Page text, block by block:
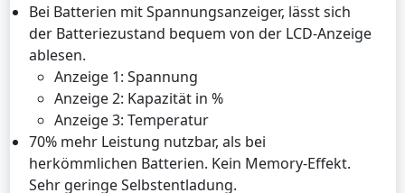
Bei Batterien mit Spannungsanzeiger, lässt sich
der Batteriezustand bequem von der LCD-Anzeige
ablesen.
Anzeige 1: Spannung
Anzeige 2: Kapazität in %
Anzeige 3: Temperatur
70% mehr Leistung nutzbar, als bei
herkömmlichen Batterien. Kein Memory-Effekt.
Sehr geringe Selbstentladung.